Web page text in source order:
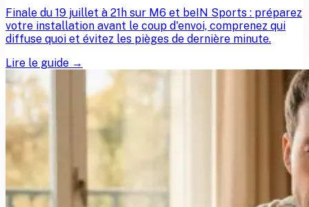
Finale du 19 juillet à 21h sur M6 et beIN Sports : préparez
votre installation avant le coup d'envoi, comprenez qui
diffuse quoi et évitez les pièges de dernière minute.
Lire le guide →